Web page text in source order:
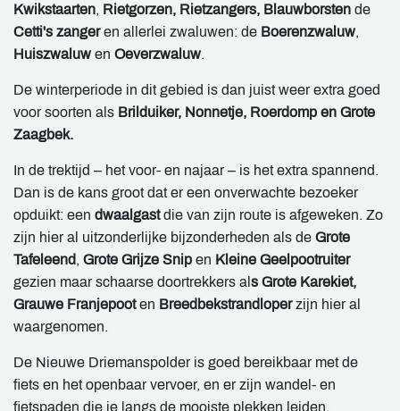
Kwikstaarten, Rietgorzen, Rietzangers, Blauwborsten de
Cetti's zangeren allerlei zwaluwen: de Boerenzwaluw,
Huiszwaluw en Oeverzwaluw.
De winterperiode in dit gebied is dan juist weer extra goed
voor soorten als Brilduiker, Nonnetje, Roerdomp en Grote
Zaagbek.
In de trektijd – het voor- en najaar – is het extra spannend.
Dan is de kans groot dat er een onverwachte bezoeker
opduikt: een dwaalgastdie van zijn route is afgeweken. Zo
zijn hier al uitzonderlijke bijzonderheden als de Grote
Tafeleend, Grote Grijze Snip en Kleine Geelpootruiter
gezien maar schaarse doortrekkers al s Grote Karekiet,
Grauwe Franjepooten Breedbekstrandloperzijn hier al
waargenomen.
De Nieuwe Driemanspolder is goed bereikbaar met de
fiets en het openbaar vervoer, en er zijn wandel- en
fietspaden die je langs de mooiste plekken leiden.